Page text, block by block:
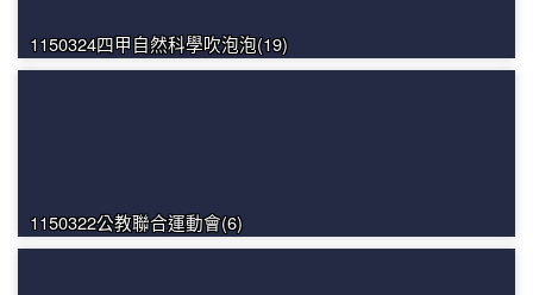
1150324四甲自然科學吹泡泡(19)
1150322公教聯合運動會(6)